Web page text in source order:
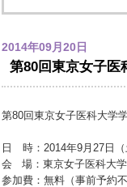
2014年09月20日
第80回東京女子医
第80回東京女子医科大学
日 時：2014年9月27日
会 場：東京女子医科大
参加費：無料（事前予約不